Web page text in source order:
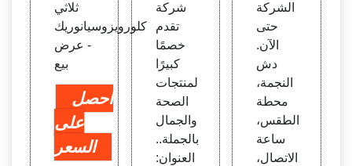
ثلاثي
كلورويزوسيانوريك
- عرض
بيع
احصل
على
السعر
شركة
تقدم
خصمًا
كبيرًا
لمنتجات
الصحة
والجمال
بالجملة..
العنوان:
الشركة
حتى
الآن.
دش
النجمة،
محطة
الطقس،
ساعة
الاتصال،